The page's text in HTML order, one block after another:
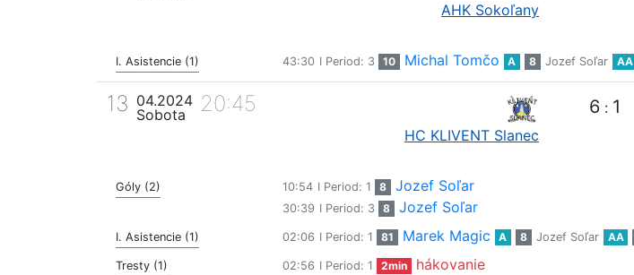
AHK Sokoľany
I. Asistencie (1) 43:30 I Period: 3 10 Michal Tomčo A 8 Jozef Soľar AA
13 04.2024
Sobota
20:45
HC KLIVENT Slanec
6 : 1
Góly (2) 10:54 I Period: 1 8 Jozef Soľar
30:39 I Period: 3 8 Jozef Soľar
I. Asistencie (1) 02:06 I Period: 1 81 Marek Magic A 8 Jozef Soľar AA
Tresty (1) 02:56 I Period: 1 2min hákovanie